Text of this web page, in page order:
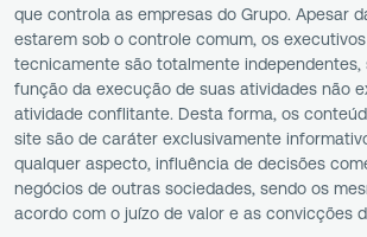
que controla as empresas do Grupo. Apesar
estarem sob o controle comum, os
tecnicamente são totalmente independentes,
função da execução de suas atividades não
atividade conflitante. Desta forma, os
site são de caráter exclusivamente
qualquer aspecto, influência de decisões
negócios de outras sociedades, sendo os
acordo com o juízo de valor e as convicções